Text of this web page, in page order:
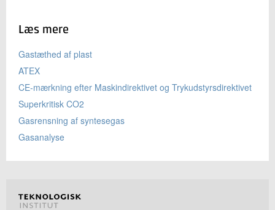
Læs mere
Gastæthed af plast
ATEX
CE-mærkning efter Maskindirektivet og Trykudstyrsdirektivet
Superkritisk CO2
Gasrensning af syntesegas
Gasanalyse